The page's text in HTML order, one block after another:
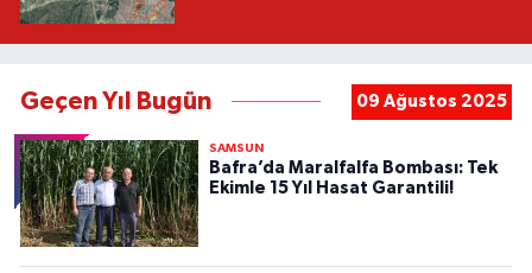
Geçen Yıl Bugün 09 Ağustos 2025
SAMSUN
Bafra’da Maralfalfa Bombası: Tek
Ekimle 15 Yıl Hasat Garantili!